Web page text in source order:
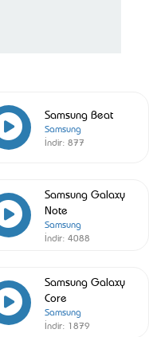
Samsung Beat
Samsung
İndir: 877
Samsung Galaxy
Note
Samsung
İndir: 4088
Samsung Galaxy
Core
Samsung
İndir: 1879